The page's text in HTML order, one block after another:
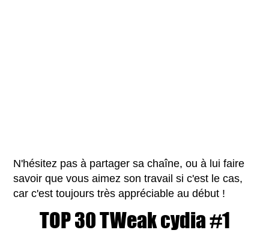
N'hésitez pas à partager sa chaîne, ou à lui faire
savoir que vous aimez son travail si c'est le cas,
car c'est toujours très appréciable au début !
TOP 30 TWeak cydia #1